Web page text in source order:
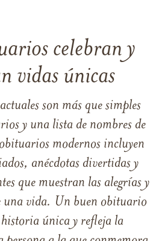
celebran y
vidas únicas
son más que simples
y una lista de nombres de
modernos incluyen
anécdotas divertidas y
que muestran las alegrías y
una vida. Un buen obituario
única y refleja la